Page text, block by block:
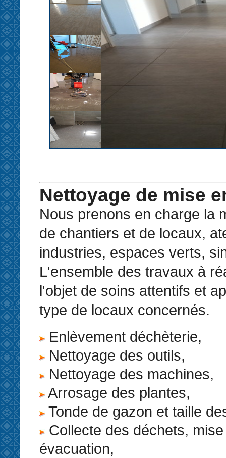
Nettoyage de mise
Nous prenons en charge la
de chantiers et de locaux,
industries, espaces verts,
L'ensemble des travaux à
l'objet de soins attentifs et
type de locaux concernés.
Enlèvement déchèterie,
Nettoyage des outils,
Nettoyage des machines,
Arrosage des plantes,
Tonde de gazon et taille
Collecte des déchets,
évacuation,